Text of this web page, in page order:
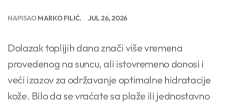
NAPISAOMARKO FILIĆ JUL 26, 2026
Dolazak toplijih dana znači više vremena
provedenog na suncu, ali istovremeno donosi i
veći izazov za održavanje optimalne hidratacije
kože. Bilo da se vraćate sa plaže ili jednostavno